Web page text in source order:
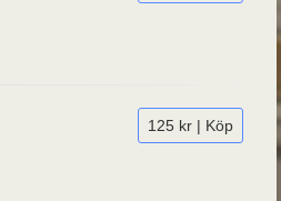
125 kr | Köp